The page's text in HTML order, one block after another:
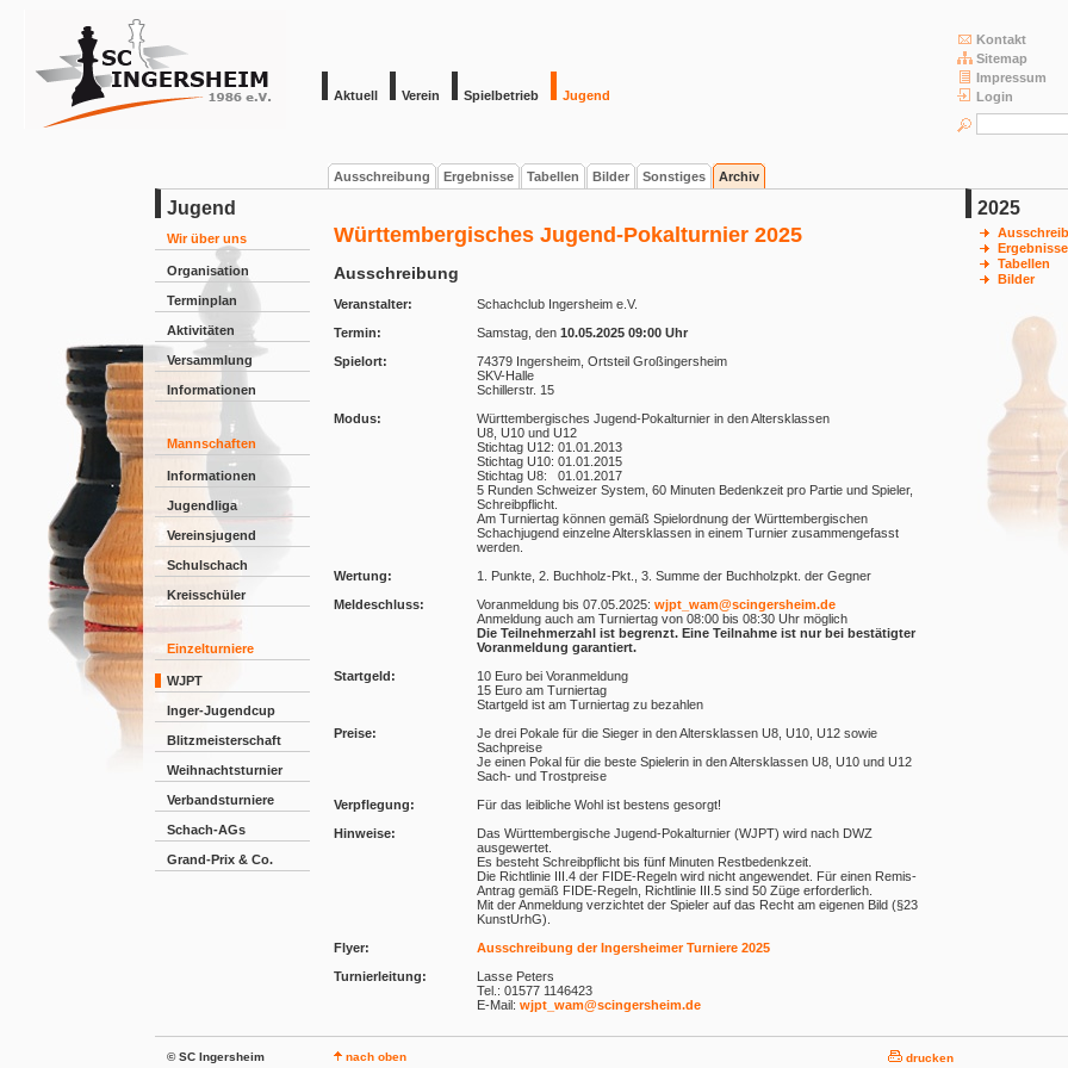
Aktuell Verein Spielbetrieb Jugend
Kontakt
Sitemap
Impressum
Login
Ausschreibung Ergebnisse Tabellen Bilder Sonstiges Archiv
Jugend
Wir über uns
Organisation
Terminplan
Aktivitäten
Versammlung
Informationen
Mannschaften
Informationen
Jugendliga
Vereinsjugend
Schulschach
Kreisschüler
Einzelturniere
WJPT
Inger-Jugendcup
Blitzmeisterschaft
Weihnachtsturnier
Verbandsturniere
Schach-AGs
Grand-Prix & Co.
Württembergisches Jugend-Pokalturnier 2025
Ausschreibung
Veranstalter:
Schachclub Ingersheim e.V.
Termin:
Samstag, den 10.05.2025 09:00 Uhr
Spielort:
74379 Ingersheim, Ortsteil Großingersheim
SKV-Halle
Schillerstr. 15
Modus:
Württembergisches Jugend-Pokalturnier in den Altersklassen
U8, U10 und U12
Stichtag U12: 01.01.2013
Stichtag U10: 01.01.2015
Stichtag U8: 01.01.2017
5 Runden Schweizer System, 60 Minuten Bedenkzeit pro Partie und Spieler,
Schreibpflicht.
Am Turniertag können gemäß Spielordnung der Württembergischen
Schachjugend einzelne Altersklassen in einem Turnier zusammengefasst
werden.
Wertung:
1. Punkte, 2. Buchholz-Pkt., 3. Summe der Buchholzpkt. der Gegner
Meldeschluss:
Voranmeldung bis 07.05.2025: wjpt_wam@scingersheim.de
Anmeldung auch am Turniertag von 08:00 bis 08:30 Uhr möglich
Die Teilnehmerzahl ist begrenzt. Eine Teilnahme ist nur bei bestätigter
Voranmeldung garantiert.
Startgeld:
10 Euro bei Voranmeldung
15 Euro am Turniertag
Startgeld ist am Turniertag zu bezahlen
Preise:
Je drei Pokale für die Sieger in den Altersklassen U8, U10, U12 sowie
Sachpreise
Je einen Pokal für die beste Spielerin in den Altersklassen U8, U10 und U12
Sach- und Trostpreise
Verpflegung:
Für das leibliche Wohl ist bestens gesorgt!
Hinweise:
Das Württembergische Jugend-Pokalturnier (WJPT) wird nach DWZ
ausgewertet.
Es besteht Schreibpflicht bis fünf Minuten Restbedenkzeit.
Die Richtlinie III.4 der FIDE-Regeln wird nicht angewendet. Für einen Remis-
Antrag gemäß FIDE-Regeln, Richtlinie III.5 sind 50 Züge erforderlich.
Mit der Anmeldung verzichtet der Spieler auf das Recht am eigenen Bild (§23
KunstUrhG).
Flyer:
Ausschreibung der Ingersheimer Turniere 2025
Turnierleitung:
Lasse Peters
Tel.: 01577 1146423
E-Mail: wjpt_wam@scingersheim.de
2025
Ergebnisse
Tabellen
Bilder
© SC Ingersheim nach oben drucken